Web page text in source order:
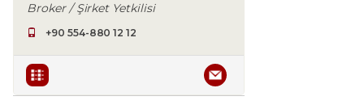
Broker / Şirket Yetkilisi
+90 554-880 12 12